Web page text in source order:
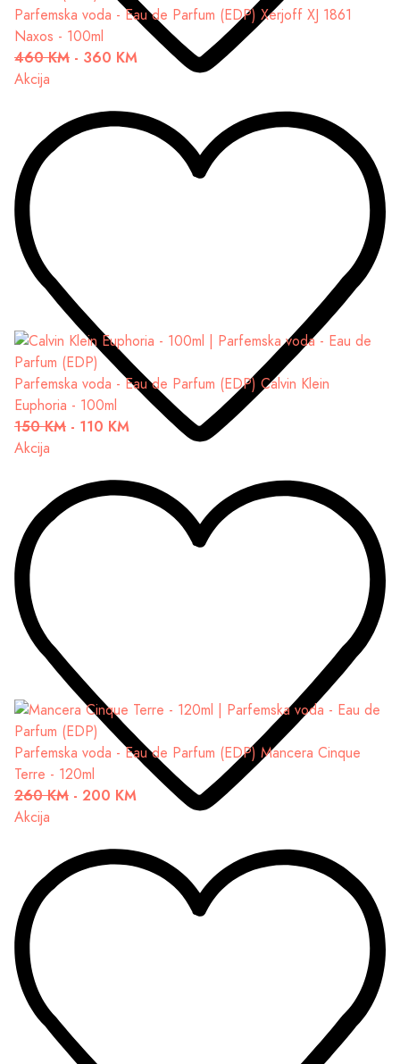
Parfemska voda - Eau de Parfum (EDP) Xerjoff XJ 1861
Naxos - 100ml
460 KM - 360 KM
Akcija
Parfemska voda - Eau de Parfum (EDP) Calvin Klein
Euphoria - 100ml
150 KM - 110 KM
Akcija
Parfemska voda - Eau de Parfum (EDP) Mancera Cinque
Terre - 120ml
260 KM - 200 KM
Akcija